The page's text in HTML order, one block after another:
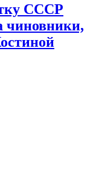
СССР
чиновники,